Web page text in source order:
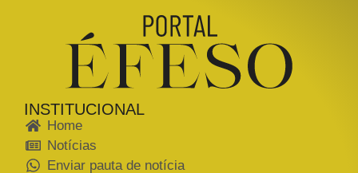
INSTITUCIONAL
Home
Notícias
Enviar pauta de notícia